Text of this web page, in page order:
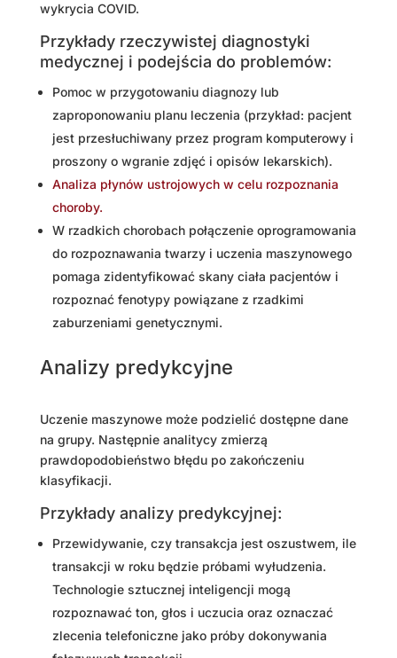
wykrycia COVID.
Przykłady rzeczywistej diagnostyki
medycznej i podejścia do problemów:
Pomoc w przygotowaniu diagnozy lub
zaproponowaniu planu leczenia (przykład: pacjent
jest przesłuchiwany przez program komputerowy i
proszony o wgranie zdjęć i opisów lekarskich).
Analiza płynów ustrojowych w celu rozpoznania
choroby.
W rzadkich chorobach połączenie oprogramowania
do rozpoznawania twarzy i uczenia maszynowego
pomaga zidentyfikować skany ciała pacjentów i
rozpoznać fenotypy powiązane z rzadkimi
zaburzeniami genetycznymi.
Analizy predykcyjne
Uczenie maszynowe może podzielić dostępne dane
na grupy. Następnie analitycy zmierzą
prawdopodobieństwo błędu po zakończeniu
klasyfikacji.
Przykłady analizy predykcyjnej:
Przewidywanie, czy transakcja jest oszustwem, ile
transakcji w roku będzie próbami wyłudzenia.
Technologie sztucznej inteligencji mogą
rozpoznawać ton, głos i uczucia oraz oznaczać
zlecenia telefoniczne jako próby dokonywania